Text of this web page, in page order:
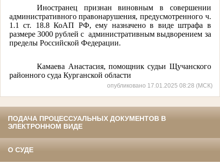
Иностранец признан виновным в совершении
административного правонарушения, предусмотренного ч.
1.1 ст. 18.8 КоАП РФ, ему назначено в виде штрафа в
размере 3000 рублей с административным выдворением за
пределы Российской Федерации.
Камаева Анастасия, помощник судьи Щучанского
районного суда Курганской области
опубликовано 17.01.2025 08:28 (МСК)
ПОДАЧА ПРОЦЕССУАЛЬНЫХ ДОКУМЕНТОВ В
ЭЛЕКТРОННОМ ВИДЕ
О СУДЕ